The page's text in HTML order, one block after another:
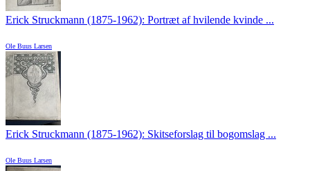
Erick Struckmann (1875-1962): Portræt af hvilende kvinde ...
Ole Buus Larsen
Erick Struckmann (1875-1962): Skitseforslag til bogomslag ...
Ole Buus Larsen